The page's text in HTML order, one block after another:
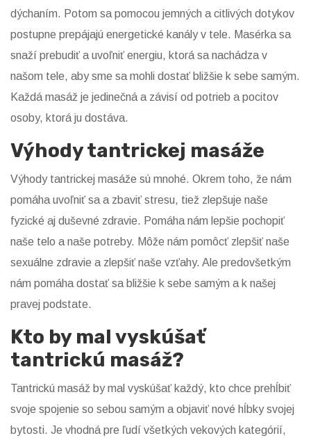
dýchaním. Potom sa pomocou jemných a citlivých dotykov
postupne prepájajú energetické kanály v tele. Masérka sa
snaží prebudiť a uvoľniť energiu, ktorá sa nachádza v
našom tele, aby sme sa mohli dostať bližšie k sebe samým.
Každá masáž je jedinečná a závisí od potrieb a pocitov
osoby, ktorá ju dostáva.
Výhody tantrickej masáže
Výhody tantrickej masáže sú mnohé. Okrem toho, že nám
pomáha uvoľniť sa a zbaviť stresu, tiež zlepšuje naše
fyzické aj duševné zdravie. Pomáha nám lepšie pochopiť
naše telo a naše potreby. Môže nám pomôcť zlepšiť naše
sexuálne zdravie a zlepšiť naše vzťahy. Ale predovšetkým
nám pomáha dostať sa bližšie k sebe samým a k našej
pravej podstate.
Kto by mal vyskúšať
tantrickú masáž?
Tantrickú masáž by mal vyskúšať každý, kto chce prehĺbiť
svoje spojenie so sebou samým a objaviť nové hĺbky svojej
bytosti. Je vhodná pre ľudí všetkých vekových kategórií,